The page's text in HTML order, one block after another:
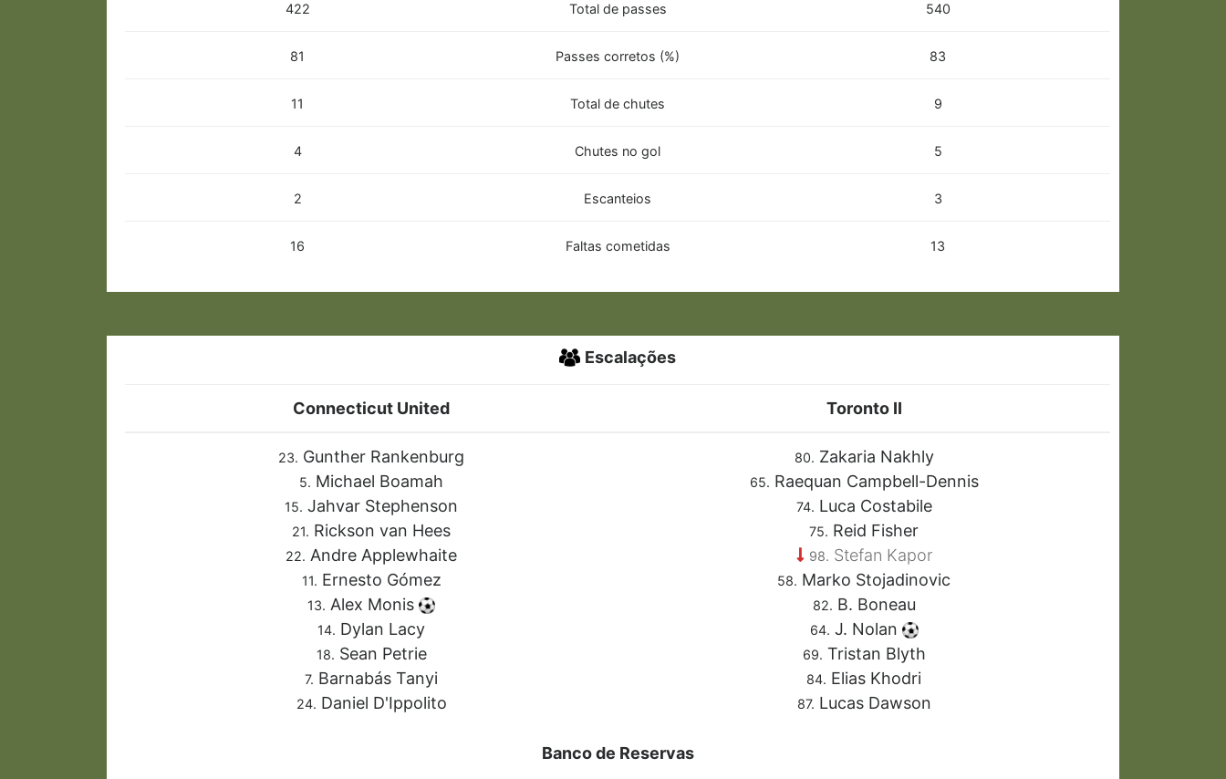
422 Total de passes 540
81 Passes corretos (%) 83
11 Total de chutes 9
4 Chutes no gol 5
2 Escanteios 3
16 Faltas cometidas 13
Escalações
Connecticut United Toronto II
23. Gunther Rankenburg
5. Michael Boamah
15. Jahvar Stephenson
21. Rickson van Hees
22. Andre Applewhaite
11. Ernesto Gómez
13. Alex Monis
14. Dylan Lacy
18. Sean Petrie
7. Barnabás Tanyi
24. Daniel D'Ippolito
80. Zakaria Nakhly
65. Raequan Campbell-Dennis
74. Luca Costabile
75. Reid Fisher
98. Stefan Kapor
58. Marko Stojadinovic
82. B. Boneau
64. J. Nolan
69. Tristan Blyth
84. Elias Khodri
87. Lucas Dawson
Banco de Reservas